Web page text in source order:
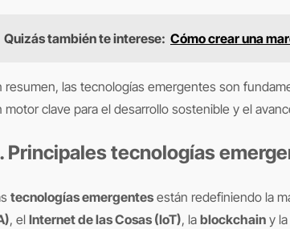
Quizás también te interese: Cómo crear una
resumen, las tecnologías emergentes son
motor clave para el desarrollo sostenible y el
Principales tecnologías
tecnologías emergentes están redefiniendo la
, el Internet de las Cosas (IoT), la blockchain y la